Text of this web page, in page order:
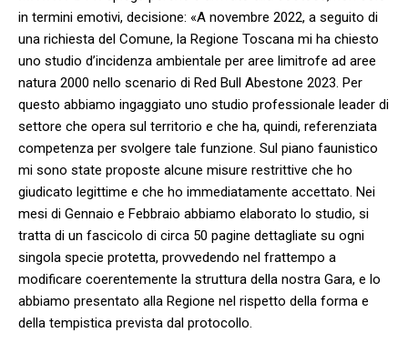
in termini emotivi, decisione: «A novembre 2022, a seguito di
una richiesta del Comune, la Regione Toscana mi ha chiesto
uno studio d’incidenza ambientale per aree limitrofe ad aree
natura 2000 nello scenario di Red Bull Abestone 2023. Per
questo abbiamo ingaggiato uno studio professionale leader di
settore che opera sul territorio e che ha, quindi, referenziata
competenza per svolgere tale funzione. Sul piano faunistico
mi sono state proposte alcune misure restrittive che ho
giudicato legittime e che ho immediatamente accettato. Nei
mesi di Gennaio e Febbraio abbiamo elaborato lo studio, si
tratta di un fascicolo di circa 50 pagine dettagliate su ogni
singola specie protetta, provvedendo nel frattempo a
modificare coerentemente la struttura della nostra Gara, e lo
abbiamo presentato alla Regione nel rispetto della forma e
della tempistica prevista dal protocollo.